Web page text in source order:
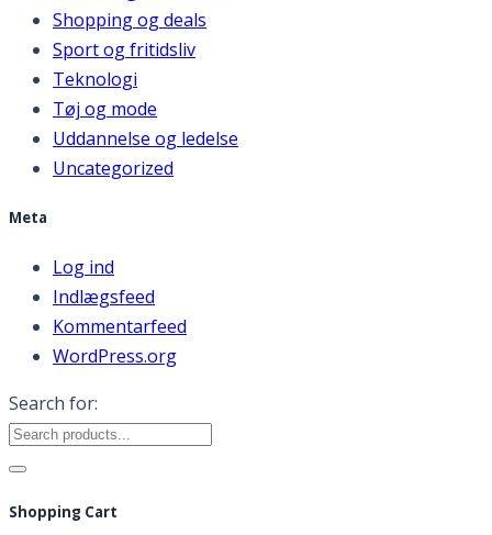
Shopping og deals
Sport og fritidsliv
Teknologi
Tøj og mode
Uddannelse og ledelse
Uncategorized
Meta
Log ind
Indlægsfeed
Kommentarfeed
WordPress.org
Search for:
Shopping Cart